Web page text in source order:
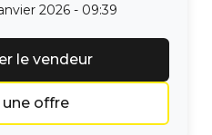
2026 - 09:39
le vendeur
une offre